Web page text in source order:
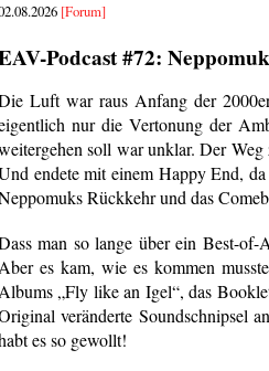
[Forum]
Podcast #72:
Luft war raus Anfang der
nur die Vertonung der
soll war unklar. Der Weg
endete mit einem Happy End,
Rückkehr und das
man so lange über ein Best-
Aber es kam, wie es kommen
Albums „Fly like an Igel“, das
veränderte Soundschnipsel
es so gewollt!